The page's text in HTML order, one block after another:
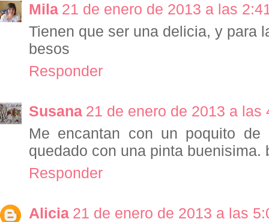
Mila 21 de enero de 2013 a las
Tienen que ser una delicia, y para
besos
Responder
Susana 21 de enero de 2013 a las
Me encantan con un poquito de
quedado con una pinta buenisima.
Responder
Alicia 21 de enero de 2013 a las